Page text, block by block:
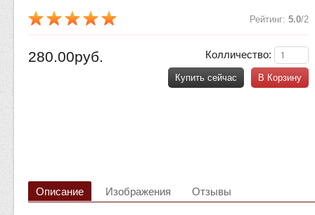
Рейтинг: 5.0/2
Колличество:
В Корзину
Купить сейчас
280.00руб.
Описание Изображения Отзывы